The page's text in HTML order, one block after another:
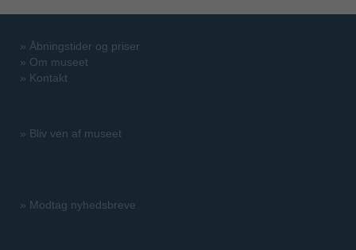
» Åbningstider og priser
» Om museet
» Kontakt
» Bliv ven af museet
» Modtag nyhedsbreve